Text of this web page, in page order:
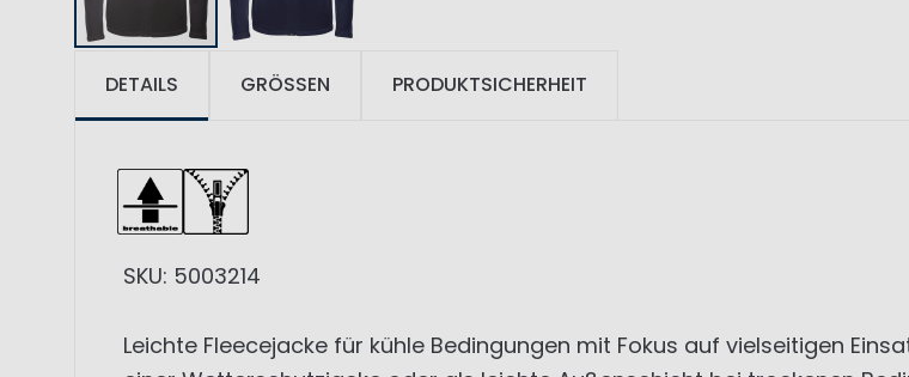
DETAILS
SKU: 5003214
Leichte Fleecejacke für kühle Bedingungen mit Fokus auf vielseitigen
GRÖSSEN PRODUKTSICHERHEIT